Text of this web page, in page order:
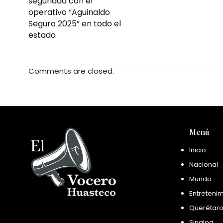
operativo “Aguinaldo
Seguro 2025” en todo el
estado
Comments are closed.
Menú
Inicio
Nacional
Mundo
Querétaro